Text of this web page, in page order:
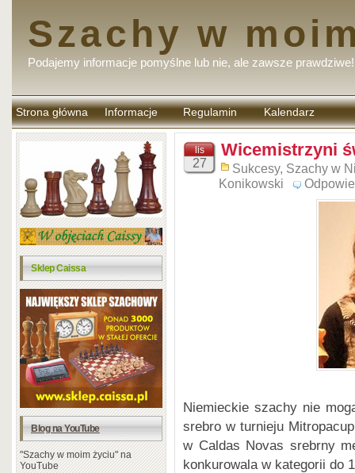
Szachy w
Podajemy informacje pomyślne lub nie, ale zawsze prawdziwe!
Strona główna Informacje Regulamin
komentarzy
Kalendarz
Sklep Caissa
Blog na YouTube
"Szachy w moim życiu" na
YouTube
lis
27
Wicemistrzyni
Sukcesy, Szachy w
Konikowski
Niemieckie szachy nie
srebro w turnieju
w Caldas Novas srebrny
konkurowala w kategorii do